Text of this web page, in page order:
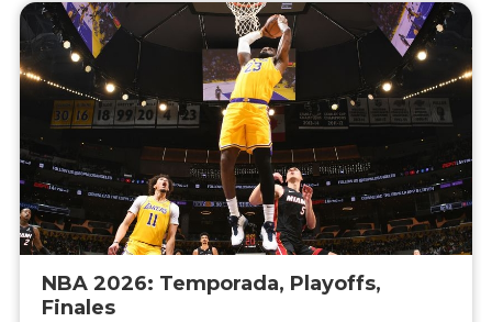
NBA 2026: Temporada, Playoffs,
Finales